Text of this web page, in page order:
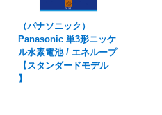
（パナソニック）
Panasonic 単3形ニッケ
ル水素電池 / エネループ
【スタンダードモデル
】